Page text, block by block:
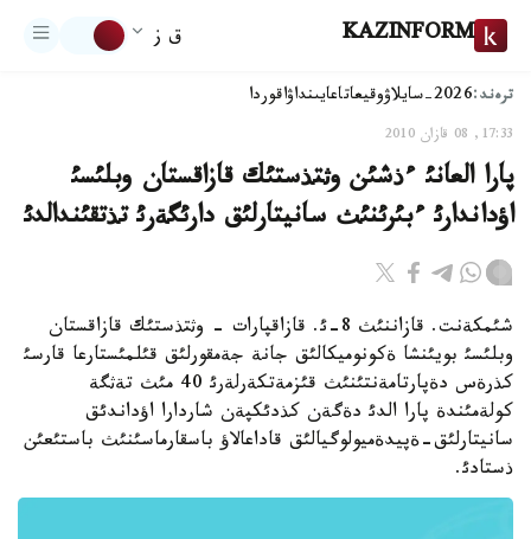
KAZINFORM ق ز
ترەند:2026-سايلاۋ وقيعاتاعايىنداۋاقوردا
17:33, 08 قازان 2010
پارا العانئ ءذشئن وثتذستئك قازاقستان وبلئسئ
اؤداندارئ ءبئرئنئث سانيتارلئق دارئگةرئ تذتقئندالدئ
شئمكةنت. قازاننئث 8-ئ. قازاقپارات - وثتذستئك قازاقستان
وبلئسئ بويئنشا ةكونوميكالئق جانة جةمقورلئق قئلمئستارعا قارسئ
كذرةس دةپارتامةنتئنئث قئزمةتكةرلةرئ 40 مئث تةثگة
كولةمئندة پارا الدئ دةگةن كذدئكپةن شاردارا اؤداندئق
سانيتارلئق-ةپيدةميولوگيالئق قاداعالاؤ باسقارماسئنئث باستئعئن
ذستادئ.